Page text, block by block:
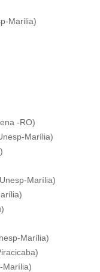
Marilia)
-RO)
Marília)
Marília)
Marília)
Marília)